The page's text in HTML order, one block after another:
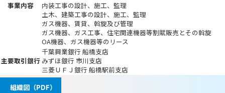
事業内容
内装工事の設計、施工、監理
土木、建築工事の設計、施工、監理
ガス機器、賃貸、斡旋及び管理
ガス機器、ガス工事、住宅関連機器等割賦販売とその斡旋
OA機器、ガス機器等のリース
主要取引銀行
千葉興業銀行 船橋支店
みずほ銀行 市川支店
三菱ＵＦＪ銀行 船橋駅前支店
組織図（PDF）